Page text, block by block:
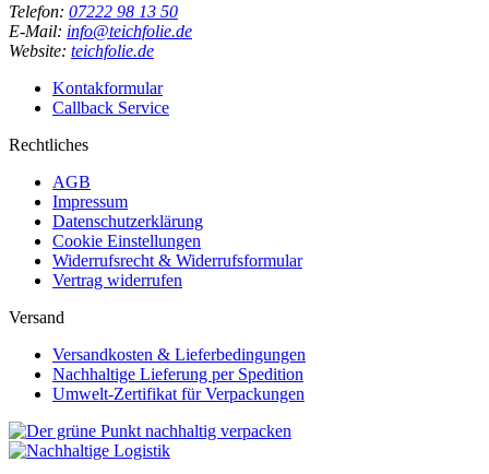
Telefon: 07222 98 13 50
E-Mail: info@teichfolie.de
Website: teichfolie.de
Kontakformular
Callback Service
Rechtliches
AGB
Impressum
Datenschutzerklärung
Cookie Einstellungen
Widerrufsrecht & Widerrufsformular
Vertrag widerrufen
Versand
Versandkosten & Lieferbedingungen
Nachhaltige Lieferung per Spedition
Umwelt-Zertifikat für Verpackungen